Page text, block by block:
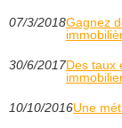
07/3/2018Gagnez
30/6/2017Des taux
10/10/2016Une